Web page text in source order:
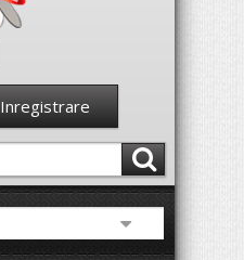
Inregistrare